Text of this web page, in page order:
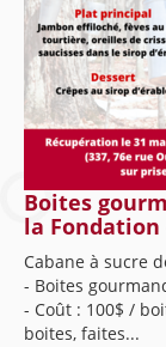
Boites
la Fondation
Cabane à sucre
- Boites
- Coût : 100$ /
boites, faites...